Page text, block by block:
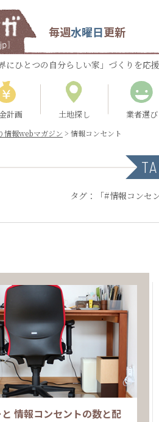
毎週水曜日更新
にひとつの自分らしい家」づくりを応
計画 土地探し 業者選び
情報webマガジン > 情報コンセント
タグ：「#情報コンセ
情報コンセントの数と配